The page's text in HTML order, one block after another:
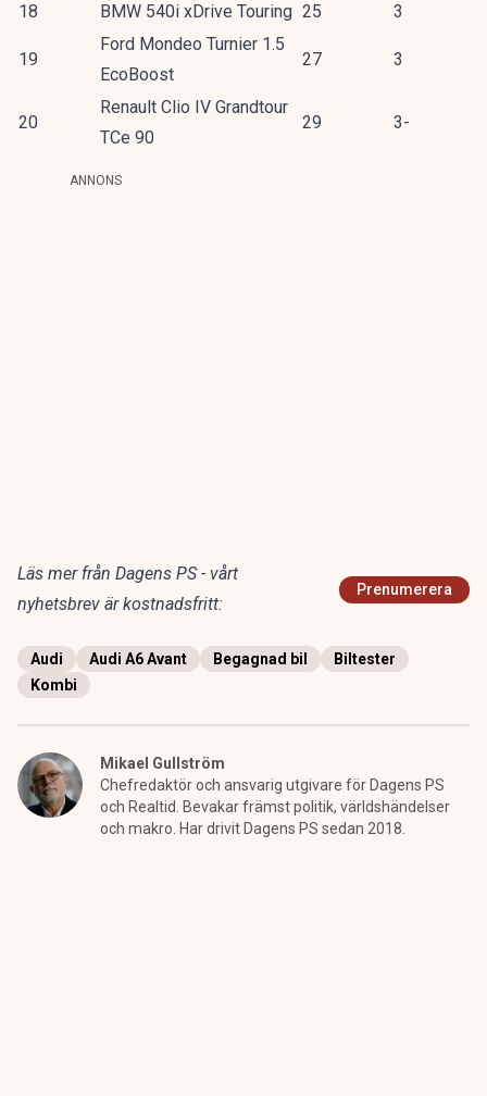
18 BMW 540i xDrive Touring 25 3
19
Ford Mondeo Turnier 1.5
EcoBoost
27 3
20
Renault Clio IV Grandtour
TCe 90
29 3-
ANNONS
Läs mer från Dagens PS - vårt
nyhetsbrev är kostnadsfritt:
Prenumerera
Audi Audi A6 Avant Begagnad bil
Biltester
Kombi
Mikael Gullström
Chefredaktör och ansvarig utgivare för Dagens PS
och Realtid. Bevakar främst politik, världshändelser
och makro. Har drivit Dagens PS sedan 2018.